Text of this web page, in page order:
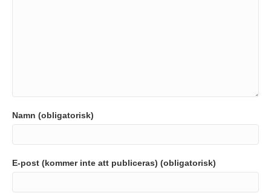
Namn (obligatorisk)
E-post (kommer inte att publiceras) (obligatorisk)